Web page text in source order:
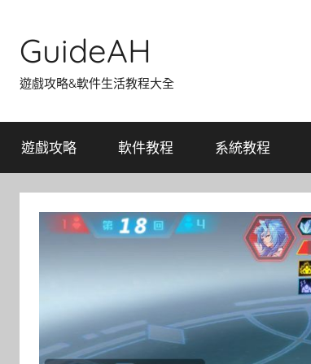
content
GuideAH
遊戲攻略&軟件生活教程大全
遊戲攻略 軟件教程 系統教程